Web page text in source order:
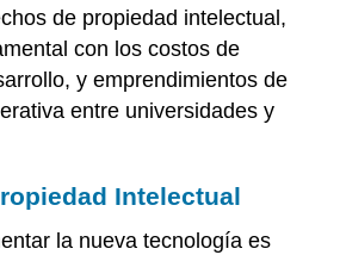
de propiedad intelectual,
con los costos de
y emprendimientos de
entre universidades y
Intelectual
la nueva tecnología es